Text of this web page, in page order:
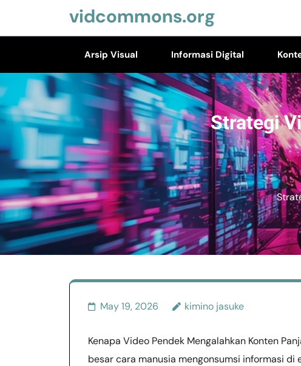
Enter)
vidcommons.org
Arsip Visual Informasi Digital
Strategi
May 19, 2026 kimino jasuke
Kenapa Video Pendek Mengalahkan Konten
besar cara manusia mengonsumsi informasi